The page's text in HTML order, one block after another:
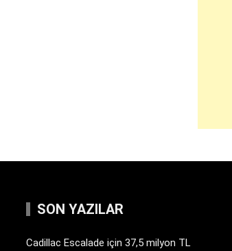
SON YAZILAR
Cadillac Escalade için 37,5 milyon TL